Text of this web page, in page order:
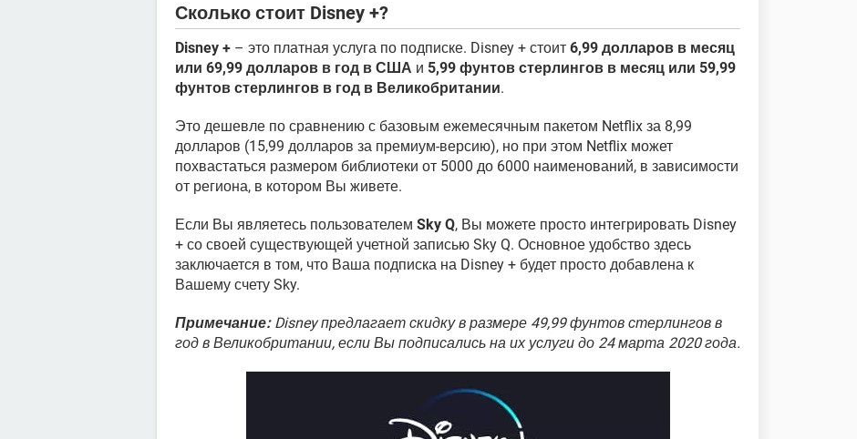
Сколько стоит Disney +?
Disney + – это платная услуга по подписке. Disney + стоит 6,99 долларов в месяц
или 69,99 долларов в год в США и 5,99 фунтов стерлингов в месяц или 59,99
фунтов стерлингов в год в Великобритании.
Это дешевле по сравнению с базовым ежемесячным пакетом Netflix за 8,99
долларов (15,99 долларов за премиум-версию), но при этом Netflix может
похвастаться размером библиотеки от 5000 до 6000 наименований, в зависимости
от региона, в котором Вы живете.
Если Вы являетесь пользователем Sky Q, Вы можете просто интегрировать Disney
+ со своей существующей учетной записью Sky Q. Основное удобство здесь
заключается в том, что Ваша подписка на Disney + будет просто добавлена к
Вашему счету Sky.
Примечание:Disney предлагает скидку в размере 49,99 фунтов стерлингов в
год в Великобритании, если Вы подписались на их услуги до 24 марта 2020 года.